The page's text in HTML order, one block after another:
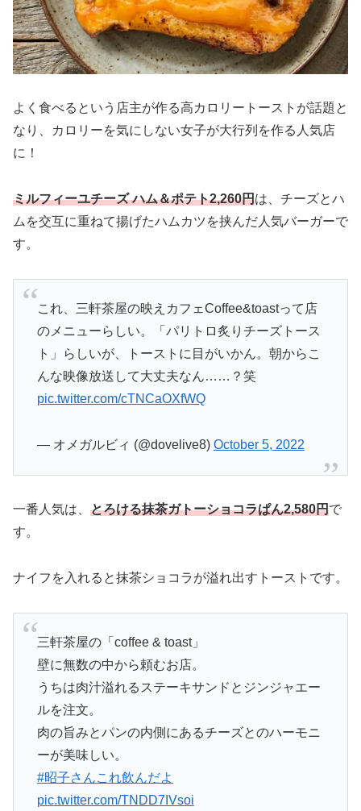
よく食べるという店主が作る高カロリートーストが話題と
なり、カロリーを気にしない女子が大行列を作る人気店
に！
ミルフィーユチーズ ハム＆ポテト2,260円は、チーズとハ
ムを交互に重ねて揚げたハムカツを挟んだ人気バーガーで
す。
これ、三軒茶屋の映えカフェCoffee&toastって店
のメニューらしい。「パリトロ炙りチーズトース
ト」らしいが、トーストに目がいかん。朝からこ
んな映像放送して大丈夫なん……？笑
pic.twitter.com/cTNCaOXfWQ
— オメガルビィ (@dovelive8) October 5, 2022
一番人気は、 とろける抹茶ガトーショコラぱん2,580円で
す。
ナイフを入れると抹茶ショコラが溢れ出すトーストです。
三軒茶屋の「coffee & toast」
壁に無数の中から頼むお店。
うちは肉汁溢れるステーキサンドとジンジャエー
ルを注文。
肉の旨みとパンの内側にあるチーズとのハーモニ
ーが美味しい。
#昭子さんこれ飲んだよ
pic.twitter.com/TNDD7IVsoi